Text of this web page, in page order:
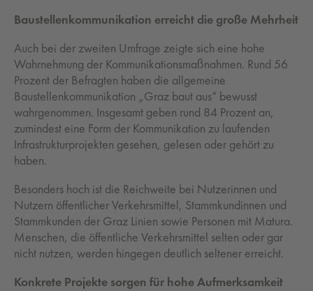
Baustellenkommunikation erreicht die große Mehrheit
Auch bei der zweiten Umfrage zeigte sich eine hohe
Wahrnehmung der Kommunikationsmaßnahmen. Rund 56
Prozent der Befragten haben die allgemeine
Baustellenkommunikation „Graz baut aus“ bewusst
wahrgenommen. Insgesamt geben rund 84 Prozent an,
zumindest eine Form der Kommunikation zu laufenden
Infrastrukturprojekten gesehen, gelesen oder gehört zu
haben.
Besonders hoch ist die Reichweite bei Nutzerinnen und
Nutzern öffentlicher Verkehrsmittel, Stammkundinnen und
Stammkunden der Graz Linien sowie Personen mit Matura.
Menschen, die öffentliche Verkehrsmittel selten oder gar
nicht nutzen, werden hingegen deutlich seltener erreicht.
Konkrete Projekte sorgen für hohe Aufmerksamkeit